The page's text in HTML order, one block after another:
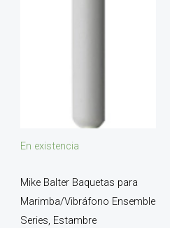
En existencia
Mike Balter Baquetas para
Marimba/Vibráfono Ensemble
Series, Estambre